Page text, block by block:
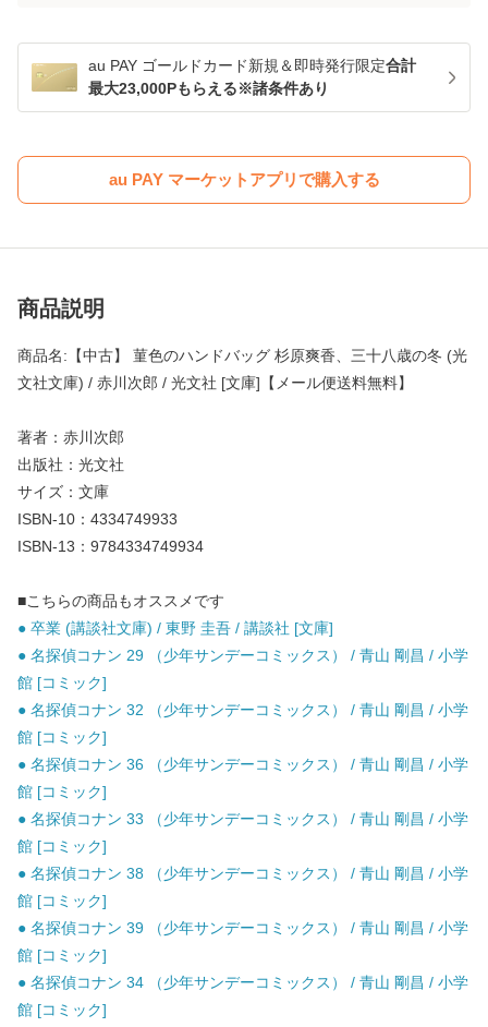
au PAY ゴールドカード新規＆即時発行限定合計
最大23,000Pもらえる※諸条件あり
au PAY マーケットアプリで購入する
商品説明
商品名:【中古】 菫色のハンドバッグ 杉原爽香、三十八歳の冬 (光
文社文庫) / 赤川次郎 / 光文社 [文庫]【メール便送料無料】
著者：赤川次郎
出版社：光文社
サイズ：文庫
ISBN-10：4334749933
ISBN-13：9784334749934
■こちらの商品もオススメです
● 卒業 (講談社文庫) / 東野 圭吾 / 講談社 [文庫]
● 名探偵コナン 29 （少年サンデーコミックス） / 青山 剛昌 / 小学
館 [コミック]
● 名探偵コナン 32 （少年サンデーコミックス） / 青山 剛昌 / 小学
館 [コミック]
● 名探偵コナン 36 （少年サンデーコミックス） / 青山 剛昌 / 小学
館 [コミック]
● 名探偵コナン 33 （少年サンデーコミックス） / 青山 剛昌 / 小学
館 [コミック]
● 名探偵コナン 38 （少年サンデーコミックス） / 青山 剛昌 / 小学
館 [コミック]
● 名探偵コナン 39 （少年サンデーコミックス） / 青山 剛昌 / 小学
館 [コミック]
● 名探偵コナン 34 （少年サンデーコミックス） / 青山 剛昌 / 小学
館 [コミック]